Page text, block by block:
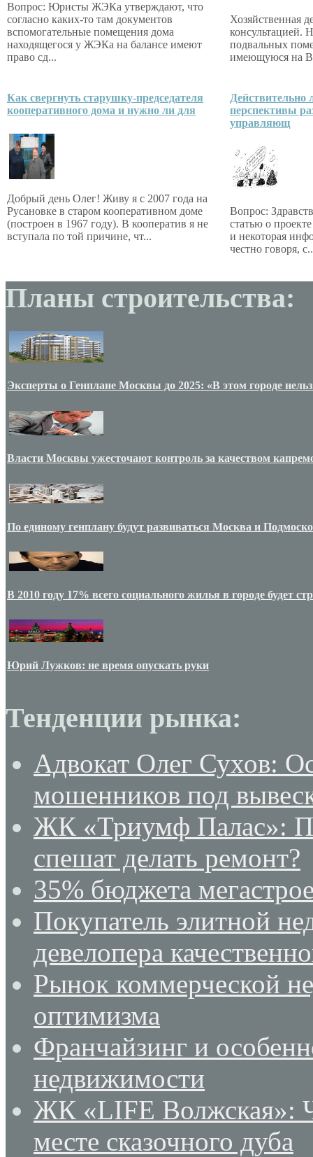
Вопрос: Юристы ЖЭКа утверждают, что
согласно каких-то там документов
вспомогательные помещения дома
находящегося у ЖЭКа на балансе имеют
право сд...
Хозяйственная
консультацией.
подвальных
имеющуюся на
Как свергнуть старушку-председателя
кооперативного дома и нужно ли для
Добрый день Олег! Живу я с 2007 года на
Русановке в старом кооперативном доме
(построен в 1967 году). В кооператив я не
вступала по той причине, чт...
Действительно
перспективы
управляющ
Вопрос:
статью о
и некоторая
честно говоря,
Планы строительства:
Эксперты о Генплане Москвы до 2025: «В этом городе
Власти Москвы ужесточают контроль за качеством
По единому генплану будут развиваться Москва и
В 2010 году 17% всего социального жилья в городе будет
Юрий Лужков: не время опускать руки
Тенденции рынка:
Адвокат Олег Сухов:
мошенников под
ЖК «Триумф Палас»:
спешат делать ремонт?
35% бюджета
Покупатель элитной
девелопера
Рынок коммерческой
оптимизма
Франчайзинг и
недвижимости
ЖК «LIFE Волжская»:
месте сказочного дуба